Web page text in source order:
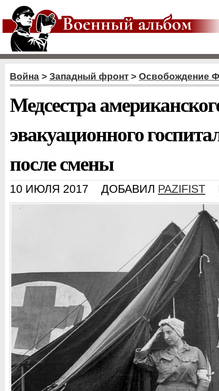
Война > Западный фронт > Освобождение
Медсестра
эвакуационного
после смены
10 ИЮЛЯ 2017 ДОБАВИЛ PAZIFIST